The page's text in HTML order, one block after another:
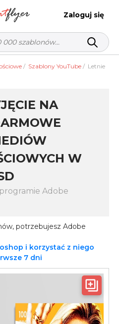
Zaloguj się
/ Szablony YouTube / Letnie
NA
W
Adobe
potrzebujesz Adobe
i korzystać z niego
7 dni